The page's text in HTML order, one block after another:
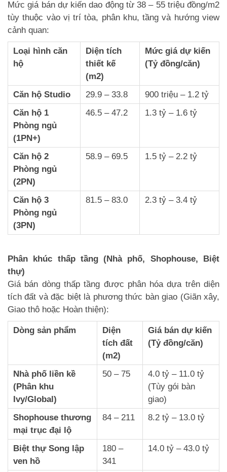
Mức giá bán dự kiến dao động từ 38 – 55 triệu đồng/m2
tùy thuộc vào vị trí tòa, phân khu, tầng và hướng view
cảnh quan:
Loại hình căn
hộ
Diện tích
thiết kế
(m2)
Mức giá dự kiến
(Tỷ đồng/căn)
Căn hộ Studio 29.9 – 33.8
900 triệu – 1.2 tỷ
Căn hộ 1
Phòng ngủ
(1PN+)
46.5 – 47.2 1.3 tỷ – 1.6 tỷ
Căn hộ 2
Phòng ngủ
(2PN)
58.9 – 69.5 1.5 tỷ – 2.2 tỷ
Căn hộ 3
Phòng ngủ
(3PN)
81.5 – 83.0 2.3 tỷ – 3.4 tỷ
Phân khúc thấp tầng (Nhà phố, Shophouse, Biệt
thự)
Giá bán dòng thấp tầng được phân hóa dựa trên diện
tích đất và đặc biệt là phương thức bàn giao (Giãn xây,
Giao thô hoặc Hoàn thiện):
Dòng sản phẩm
Diện
tích đất
(m2)
Giá bán dự kiến
(Tỷ đồng/căn)
Nhà phố liền kề
(Phân khu
Ivy/Global)
50 – 75
4.0 tỷ – 11.0 tỷ
(Tùy gói bàn
giao)
Shophouse thương
mại trục đại lộ
84 – 211 8.2 tỷ – 13.0 tỷ
Biệt thự Song lập
ven hồ
180 –
341
14.0 tỷ – 43.0 tỷ